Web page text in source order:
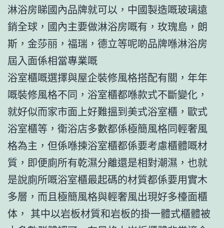
淋浴房睇國內品牌就可以，中國製造嘅玻璃遠
銷全球，國內主要做淋浴房嘅有，玫瑰島，朗
斯，金莎丽，福瑞，德立等呢啲品牌喺淋浴房
屆入面係相當專業嘅
浴室櫃嘅選擇與屋企裝修風格搭配有關，年年
嘅裝修風格不同，浴室櫃都喺款式不斷變化，
就好似而家市面上好難搵到美式浴室櫃，歐式
浴室櫃等，衛浴店多數都係極簡風格同輕奢風
格為主，但係喺揀浴室櫃都係要考慮櫃體嘅材
質，即便廁所有乾濕分離還是相對潮濕，也就
是說廁所嘅浴室櫃最起碼的材質都係要用實木
多層，而且極簡風格與輕奢風出現好多檯面櫃
体， 其中以岩板材質和岩板的掛一體式櫃體被